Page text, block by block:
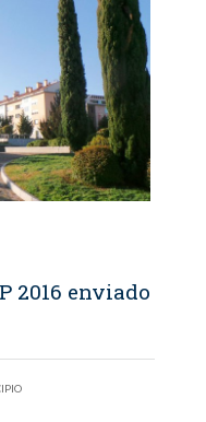
2016 enviado